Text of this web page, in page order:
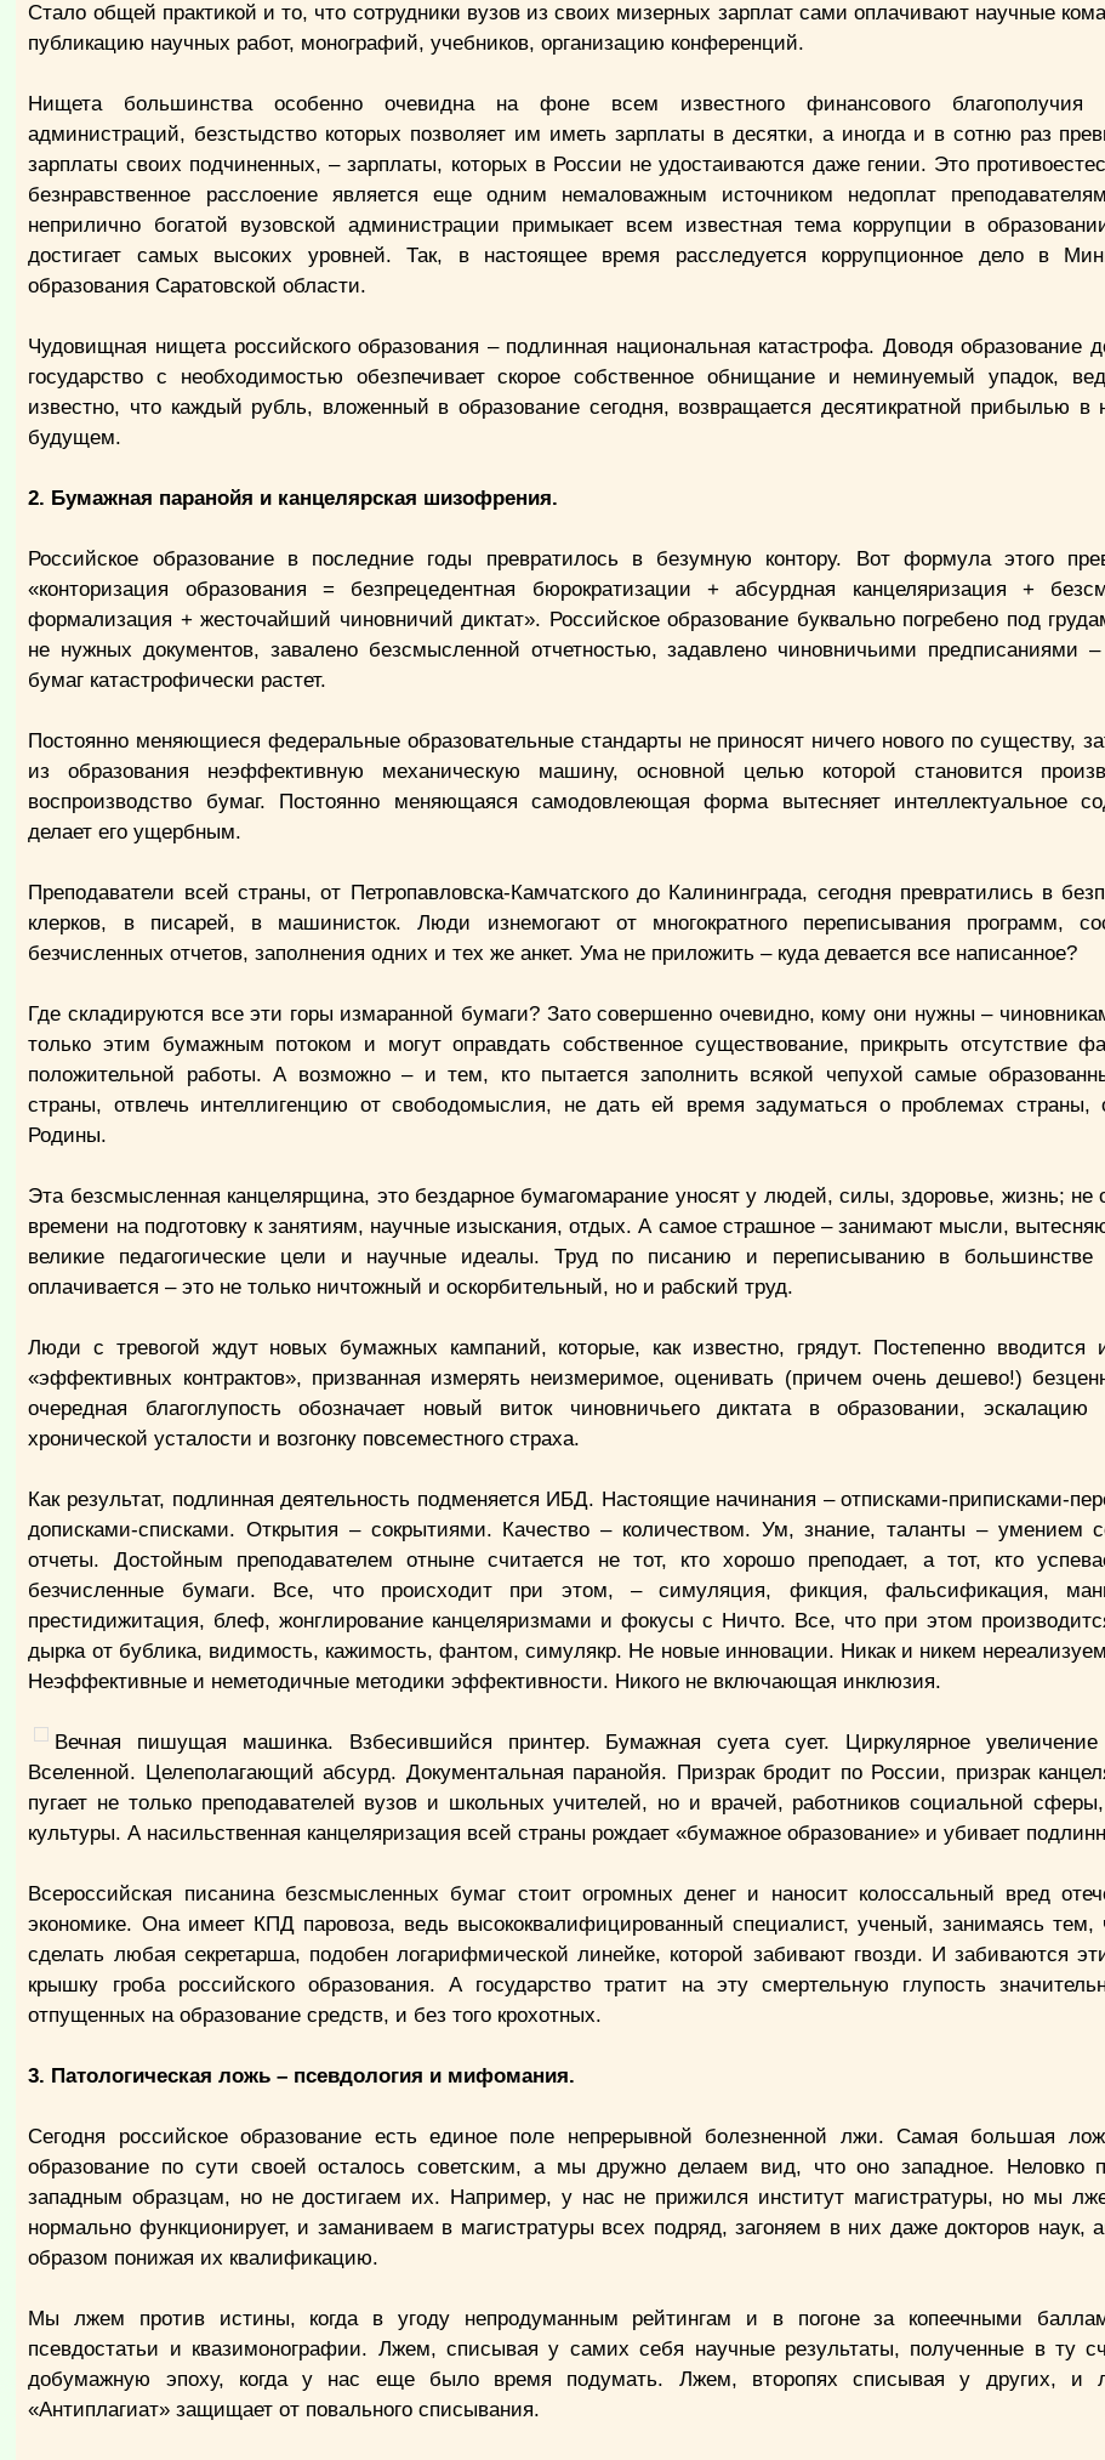
Стало общей практикой и то, что сотрудники вузов из своих мизерных зарплат сами оплачивают научные
публикацию научных работ, монографий, учебников, организацию конференций.
Нищета большинства особенно очевидна на фоне всем известного финансового благополучия
администраций, безстыдство которых позволяет им иметь зарплаты в десятки, а иногда и в сотню раз
зарплаты своих подчиненных, – зарплаты, которых в России не удостаиваются даже гении. Это
безнравственное расслоение является еще одним немаловажным источником недоплат
неприлично богатой вузовской администрации примыкает всем известная тема коррупции в
достигает самых высоких уровней. Так, в настоящее время расследуется коррупционное дело в
образования Саратовской области.
Чудовищная нищета российского образования – подлинная национальная катастрофа. Доводя образование
государство с необходимостью обезпечивает скорое собственное обнищание и неминуемый упадок,
известно, что каждый рубль, вложенный в образование сегодня, возвращается десятикратной прибылью в
будущем.
2. Бумажная паранойя и канцелярская шизофрения.
Российское образование в последние годы превратилось в безумную контору. Вот формула этого
«конторизация образования = безпрецедентная бюрократизации + абсурдная канцеляризация +
формализация + жесточайший чиновничий диктат». Российское образование буквально погребено под
не нужных документов, завалено безсмысленной отчетностью, задавлено чиновничьими предписаниями
бумаг катастрофически растет.
Постоянно меняющиеся федеральные образовательные стандарты не приносят ничего нового по существу,
из образования неэффективную механическую машину, основной целью которой становится
воспроизводство бумаг. Постоянно меняющаяся самодовлеющая форма вытесняет интеллектуальное
делает его ущербным.
Преподаватели всей страны, от Петропавловска-Камчатского до Калининграда, сегодня превратились в
клерков, в писарей, в машинисток. Люди изнемогают от многократного переписывания программ,
безчисленных отчетов, заполнения одних и тех же анкет. Ума не приложить – куда девается все написанное?
Где складируются все эти горы измаранной бумаги? Зато совершенно очевидно, кому они нужны –
только этим бумажным потоком и могут оправдать собственное существование, прикрыть отсутствие
положительной работы. А возможно – и тем, кто пытается заполнить всякой чепухой самые
страны, отвлечь интеллигенцию от свободомыслия, не дать ей время задуматься о проблемах страны,
Родины.
Эта безсмысленная канцелярщина, это бездарное бумагомарание уносят у людей, силы, здоровье, жизнь; не
времени на подготовку к занятиям, научные изыскания, отдых. А самое страшное – занимают мысли,
великие педагогические цели и научные идеалы. Труд по писанию и переписыванию в
оплачивается – это не только ничтожный и оскорбительный, но и рабский труд.
Люди с тревогой ждут новых бумажных кампаний, которые, как известно, грядут. Постепенно вводится
«эффективных контрактов», призванная измерять неизмеримое, оценивать (причем очень дешево!)
очередная благоглупость обозначает новый виток чиновничьего диктата в образовании, эскалацию
хронической усталости и возгонку повсеместного страха.
Как результат, подлинная деятельность подменяется ИБД. Настоящие начинания – отписками-приписками-
дописками-списками. Открытия – сокрытиями. Качество – количеством. Ум, знание, таланты – умением
отчеты. Достойным преподавателем отныне считается не тот, кто хорошо преподает, а тот, кто
безчисленные бумаги. Все, что происходит при этом, – симуляция, фикция, фальсификация,
престидижитация, блеф, жонглирование канцеляризмами и фокусы с Ничто. Все, что при этом
дырка от бублика, видимость, кажимость, фантом, симулякр. Не новые инновации. Никак и никем
Неэффективные и неметодичные методики эффективности. Никого не включающая инклюзия.
Вечная пишущая машинка. Взбесившийся принтер. Бумажная суета сует. Циркулярное увеличение
Вселенной. Целеполагающий абсурд. Документальная паранойя. Призрак бродит по России, призрак
пугает не только преподавателей вузов и школьных учителей, но и врачей, работников социальной
культуры. А насильственная канцеляризация всей страны рождает «бумажное образование» и убивает
Всероссийская писанина безсмысленных бумаг стоит огромных денег и наносит колоссальный вред
экономике. Она имеет КПД паровоза, ведь высококвалифицированный специалист, ученый, занимаясь тем,
сделать любая секретарша, подобен логарифмической линейке, которой забивают гвозди. И забиваются
крышку гроба российского образования. А государство тратит на эту смертельную глупость
отпущенных на образование средств, и без того крохотных.
3. Патологическая ложь – псевдология и мифомания.
Сегодня российское образование есть единое поле непрерывной болезненной лжи. Самая большая
образование по сути своей осталось советским, а мы дружно делаем вид, что оно западное. Неловко
западным образцам, но не достигаем их. Например, у нас не прижился институт магистратуры, но мы
нормально функционирует, и заманиваем в магистратуры всех подряд, загоняем в них даже докторов наук,
образом понижая их квалификацию.
Мы лжем против истины, когда в угоду непродуманным рейтингам и в погоне за копеечными
псевдостатьи и квазимонографии. Лжем, списывая у самих себя научные результаты, полученные в ту
добумажную эпоху, когда у нас еще было время подумать. Лжем, второпях списывая у других, и
«Антиплагиат» защищает от повального списывания.